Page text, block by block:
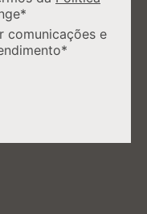
comunicações e